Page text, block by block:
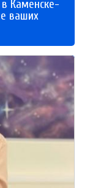
Каменске-
ваших